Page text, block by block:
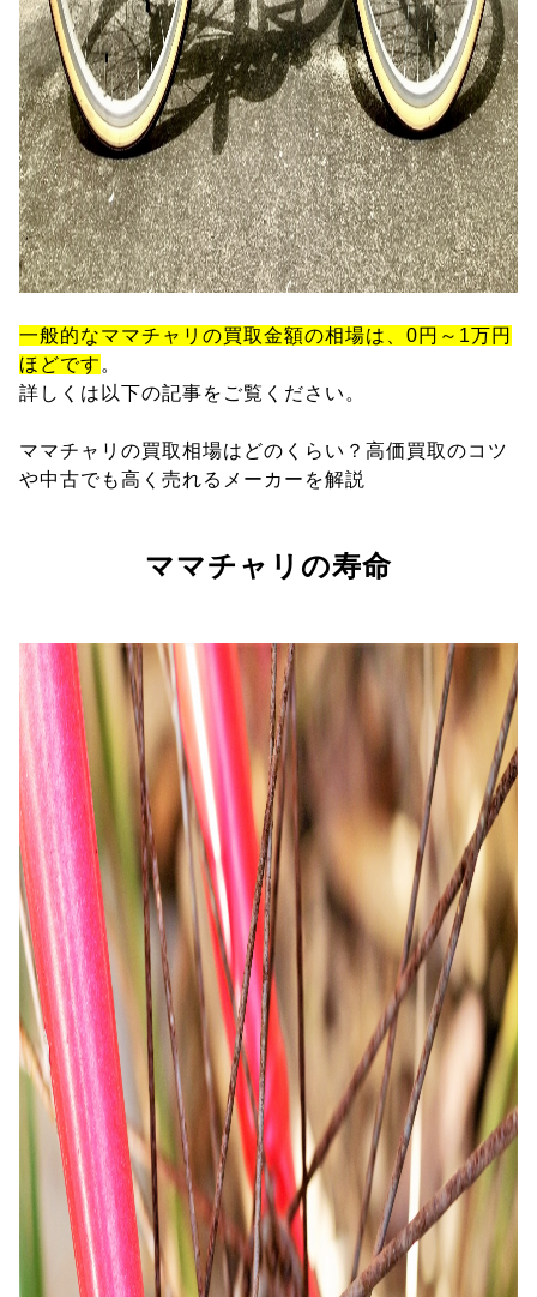
一般的なママチャリの買取金額の相場は、0円～1万円
ほどです 。
詳しくは以下の記事をご覧ください。
ママチャリの買取相場はどのくらい？高価買取のコツ
や中古でも高く売れるメーカーを解説
ママチャリの寿命